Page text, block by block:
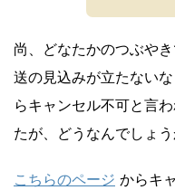
尚、どなたかのつぶや
送の見込みが立たない
らキャンセル不可と言
たが、どうなんでしょう
こちらのページ からキ